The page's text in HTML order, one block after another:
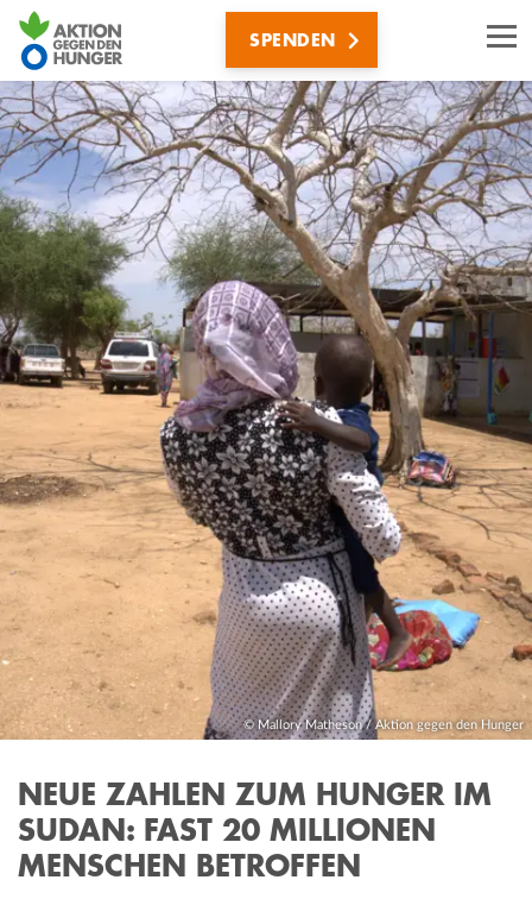
Direkt
zum
Inhalt
SPENDEN
© Mallory Matheson / Aktion gegen den Hunger
NEUE ZAHLEN ZUM HUNGER IM
SUDAN: FAST 20 MILLIONEN
MENSCHEN BETROFFEN